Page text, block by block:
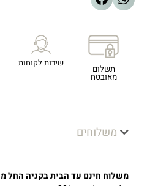
תשלום
מאובטח
שירות לקוחות
משלוחים
משלוח חינם עד הבית בקניה החל מ ₪150